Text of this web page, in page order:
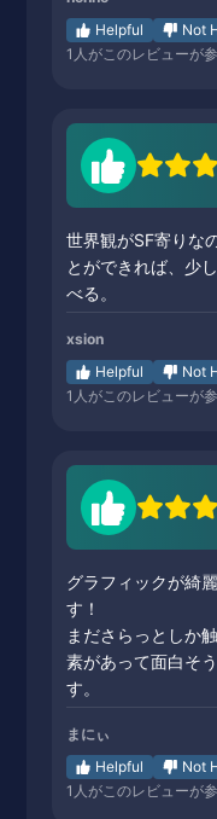
Helpful
Not
1 人がこのレビューが
世界観がSF寄りな
とができれば、少
べる。
xsion
Helpful
Not
1 人がこのレビューが
グラフィックが綺
す！
まださらっとしか
素があって面白そ
す。
まにぃ
Helpful
Not
1 人がこのレビューが